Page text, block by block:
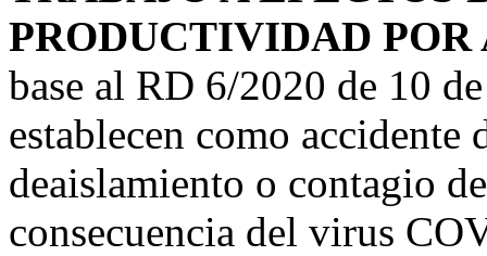
PRODUCTIVIDAD POR
base al RD 6/2020 de 10
establecen como accidente
deaislamiento o contagio
consecuencia del virus